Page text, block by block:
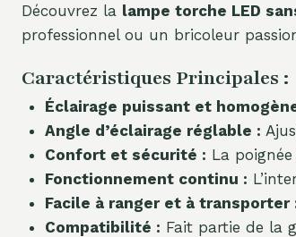
Découvrez la lampe torche LED
professionnel ou un bricoleur
Caractéristiques Principales :
Éclairage puissant et
Angle d’éclairage réglable :
Confort et sécurité : La poignée
Fonctionnement continu :
Facile à ranger et à transporter
Compatibilité : Fait partie de la